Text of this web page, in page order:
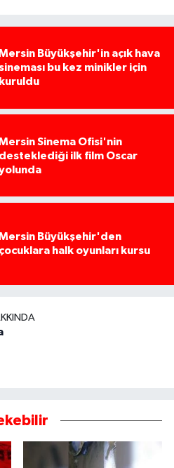
Büyükşehir'in açık hava
bu kez minikler için
kuruldu
Sinema Ofisi'nin
desteklediği ilk film Oscar
Büyükşehir'den
çocuklara halk oyunları kursu